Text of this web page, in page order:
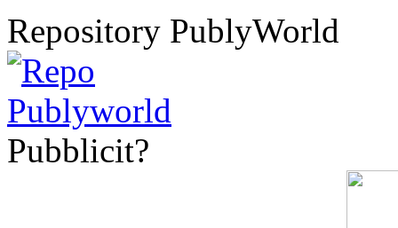
Repository PublyWorld
Pubblicit?